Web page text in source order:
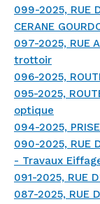
099-2025, RUE
CERANE
097-2025, RUE
trottoir
096-2025,
095-2025,
optique
094-2025,
090-2025, RUE
- Travaux
091-2025, RUE
087-2025, RUE